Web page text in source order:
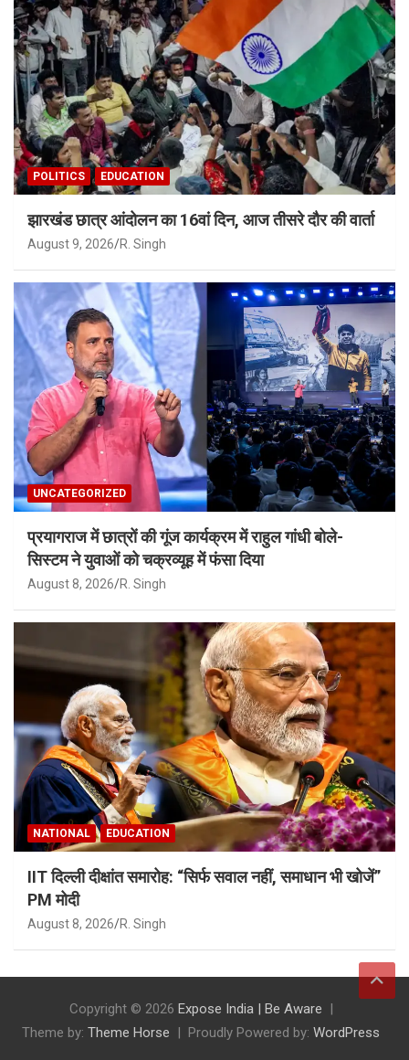
POLITICS EDUCATION
झारखंड छात्र आंदोलन का 16वां दिन, आज तीसरे दौर की वार्ता
August 9, 2026 R. Singh
UNCATEGORIZED
प्रयागराज में छात्रों की गूंज कार्यक्रम में राहुल गांधी बोले-
सिस्टम ने युवाओं को चक्रव्यूह में फंसा दिया
August 8, 2026 R. Singh
NATIONAL EDUCATION
IIT दिल्ली दीक्षांत समारोह: “सिर्फ सवाल नहीं, समाधान भी खोजें”
PM मोदी
August 8, 2026 R. Singh
Copyright © 2026 Expose India | Be Aware
Theme by: Theme Horse Proudly Powered by: WordPress